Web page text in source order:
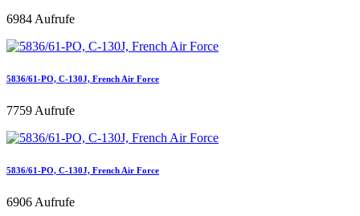
6984 Aufrufe
5836/61-PO, C-130J, French Air Force
7759 Aufrufe
5836/61-PO, C-130J, French Air Force
6906 Aufrufe